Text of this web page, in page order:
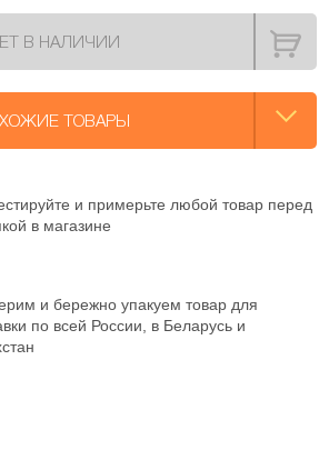
В НАЛИЧИИ
ТОВАРЫ
и примерьте любой товар перед
в магазине
и бережно упакуем товар для
по всей России, в Беларусь и